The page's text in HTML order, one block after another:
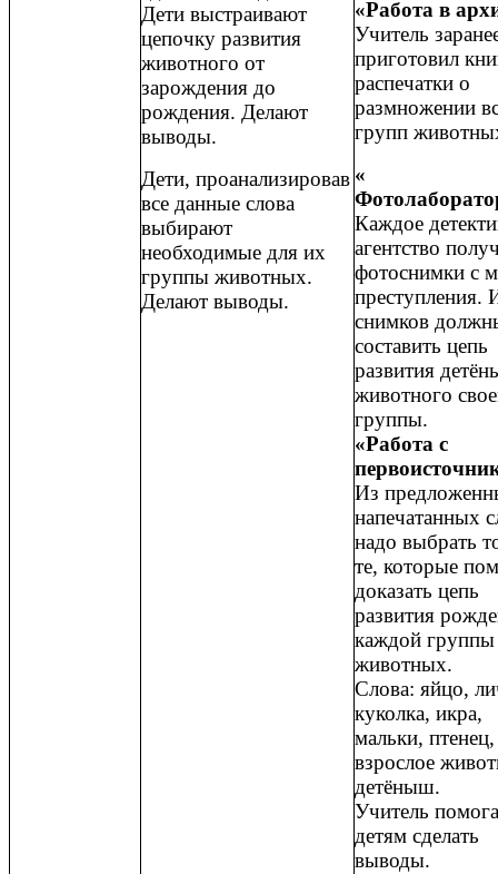
Дети выстраивают
цепочку развития
животного от
зарождения до
рождения. Делают
выводы.
Дети, проанализировав
все данные слова
выбирают
необходимые для их
группы животных.
Делают выводы.
«Работа в
Учитель
приготовил
распечатки о
размножении
групп
«
Каждое
агентство
фотоснимки с
преступления.
снимков
составить цепь
развития
животного
группы.
«Работа с
Из
напечатанных
надо выбрать
те, которые
доказать цепь
развития
каждой группы
животных.
Слова: яйцо,
куколка, икра,
мальки, птенец,
взрослое
детёныш.
Учитель
детям сделать
выводы.